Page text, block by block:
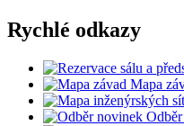
Rychlé odkazy
Mapa